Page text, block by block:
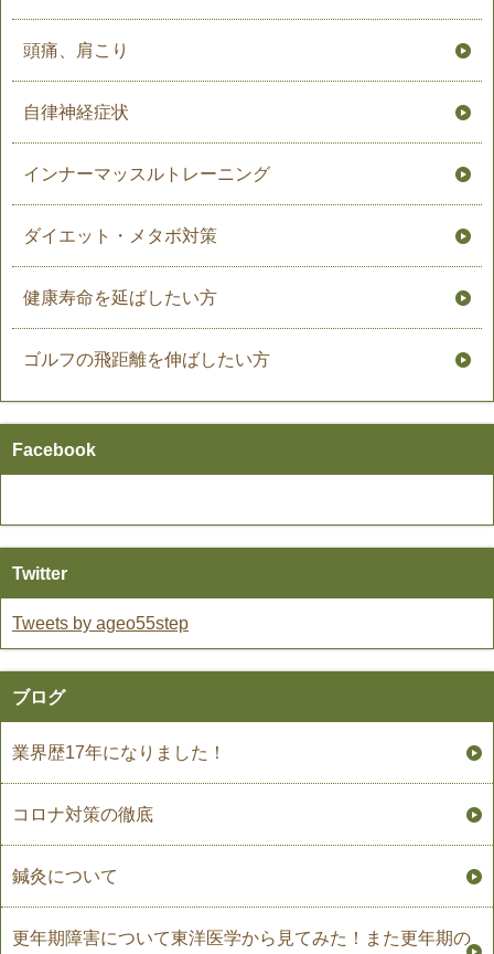
頭痛、肩こり
自律神経症状
インナーマッスルトレーニング
ダイエット・メタボ対策
健康寿命を延ばしたい方
ゴルフの飛距離を伸ばしたい方
Facebook
Twitter
Tweets by ageo55step
ブログ
業界歴17年になりました！
コロナ対策の徹底
鍼灸について
更年期障害について東洋医学から見てみた！また更年期の